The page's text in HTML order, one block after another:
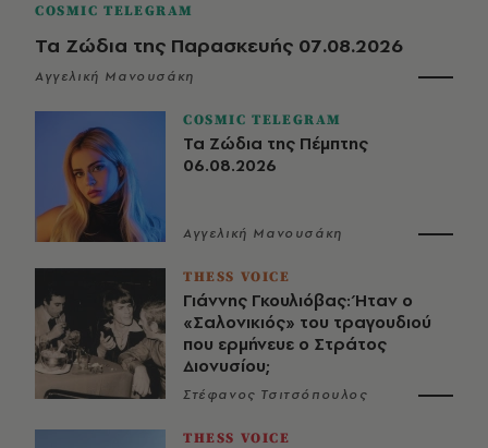
COSMIC TELEGRAM
Τα Ζώδια της Παρασκευής 07.08.2026
Αγγελική Μανουσάκη
COSMIC TELEGRAM
Τα Ζώδια της Πέμπτης
06.08.2026
Αγγελική Μανουσάκη
THESS VOICE
Γιάννης Γκουλιόβας: Ήταν ο
«Σαλονικιός» του τραγουδιού
που ερμήνευε ο Στράτος
Διονυσίου;
Στέφανος Τσιτσόπουλος
THESS VOICE